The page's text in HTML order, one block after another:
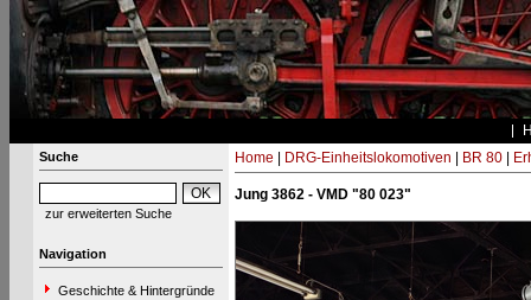
Suche
zur erweiterten Suche
Navigation
Geschichte & Hintergründe
Home DRG-Einheitslokomotiven BR 80|
Jung 3862 - VMD "80 023"